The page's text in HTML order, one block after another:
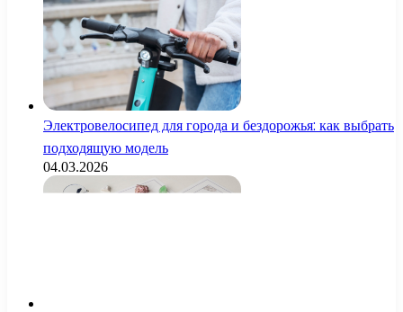
Электровелосипед для города и бездорожья: как выбрать
подходящую модель
04.03.2026